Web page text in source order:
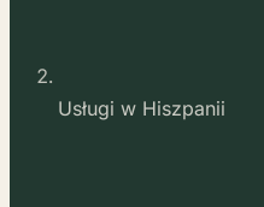
Usługi w Hiszpanii